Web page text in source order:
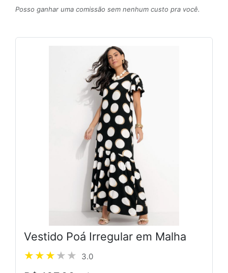
Posso ganhar uma comissão sem nenhum custo pra você.
Vestido Poá Irregular em Malha
3.0